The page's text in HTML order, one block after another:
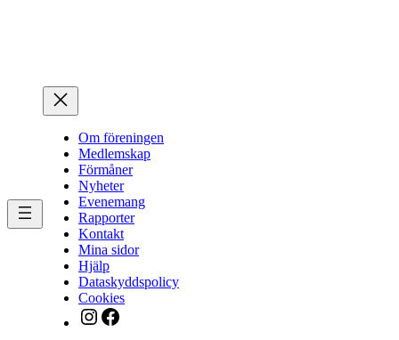
Om föreningen
Medlemskap
Förmåner
Nyheter
Evenemang
Rapporter
Kontakt
Mina sidor
Hjälp
Dataskyddspolicy
Cookies
Instagram
Facebook